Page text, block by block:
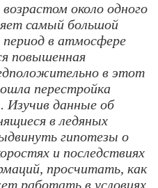
около одного
самый большой
в атмосфере
повышенная
в этот
перестройка
Изучив данные об
в ледяных
гипотезы о
и последствиях
просчитать, как
работать в условиях